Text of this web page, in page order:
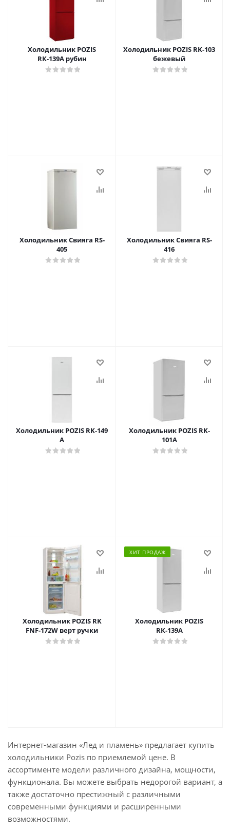
Холодильник POZIS
RК-139А рубин
Холодильник POZIS RK-103
бежевый
Холодильник Свияга RS-
405
Холодильник Свияга RS-
416
Холодильник POZIS RK-149
А
Холодильник POZIS RK-
101A
Холодильник POZIS RK
FNF-172W верт ручки
ХИТ ПРОДАЖ
Холодильник POZIS
RК-139А
Интернет-магазин «Лед и пламень» предлагает купить
холодильники Pozis по приемлемой цене. В
ассортименте модели различного дизайна, мощности,
функционала. Вы можете выбрать недорогой вариант, а
также достаточно престижный с различными
современными функциями и расширенными
возможностями.